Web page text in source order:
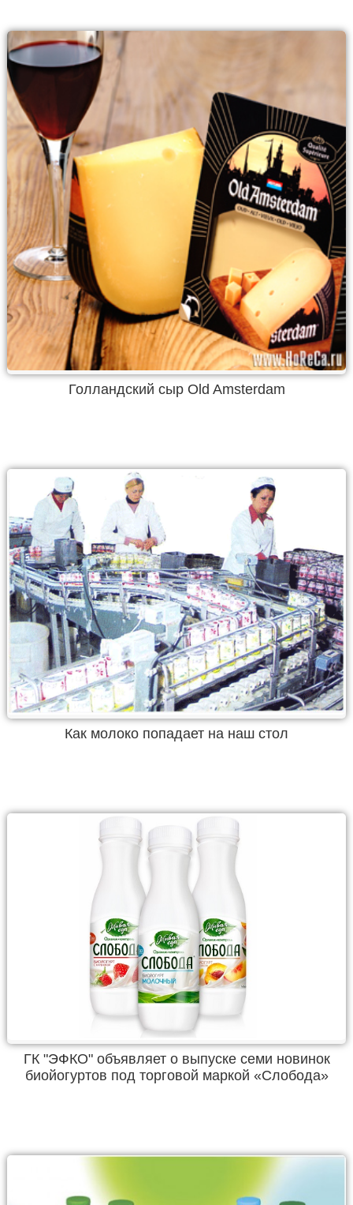
Голландский сыр Old Amsterdam
Как молоко попадает на наш стол
ГК "ЭФКО" объявляет о выпуске семи новинок
биойогуртов под торговой маркой «Слобода»